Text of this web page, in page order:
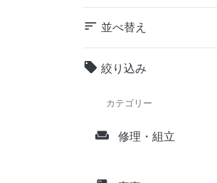
sort 並べ替え
local_offer 絞り込み
カテゴリー
weekend 修理・組立